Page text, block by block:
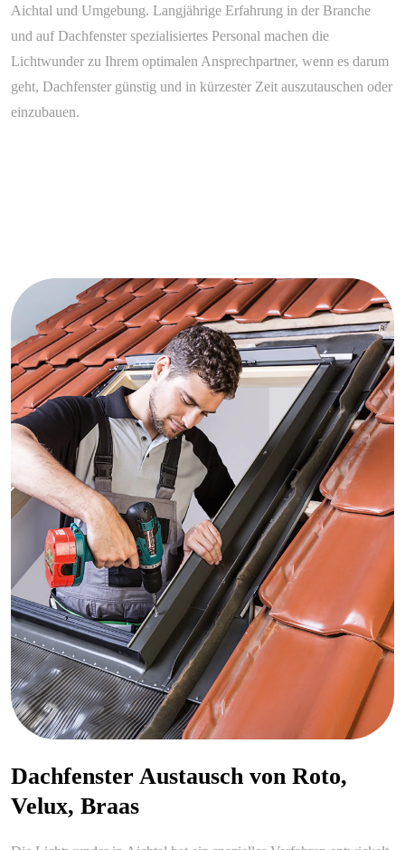
Aichtal und Umgebung. Langjährige Erfahrung in der Branche
und auf Dachfenster spezialisiertes Personal machen die
Lichtwunder zu Ihrem optimalen Ansprechpartner, wenn es darum
geht, Dachfenster günstig und in kürzester Zeit auszutauschen oder
einzubauen.
Dachfenster Austausch von Roto,
Velux, Braas